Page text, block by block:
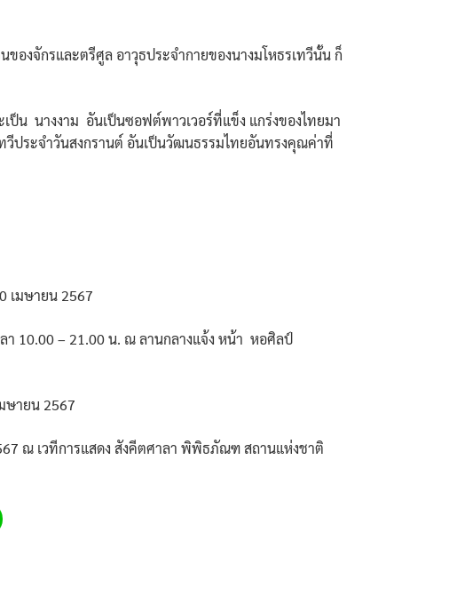
องจักรและตรีศูล อาวุธประจำกายของนางมโหธรเทวีนั้น ก็
ป็น นางงาม อันเป็นซอฟต์พาวเวอร์ที่แข็ง แกร่งของไทยมา
ประจำวันสงกรานต์ อันเป็นวัฒนธรรมไทยอันทรงคุณค่าที่
เมษายน 2567
10.00 – 21.00 น. ณ ลานกลางแจ้ง หน้า หอศิลป์
ษายน 2567
ณ เวทีการแสดง สังคีตศาลา พิพิธภัณฑ สถานแห่งชาติ